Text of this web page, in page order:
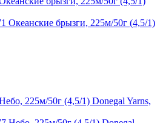
225м/50г (4,5/1) Donegal Yarns,